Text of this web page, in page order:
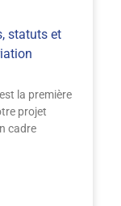
statuts et
la première
projet
cadre